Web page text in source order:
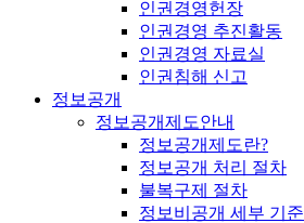
인권경영헌장
인권경영 추진활동
인권경영 자료실
인권침해 신고
정보공개
정보공개제도안내
정보공개제도란?
정보공개 처리 절차
불복구제 절차
정보비공개 세부 기준